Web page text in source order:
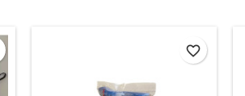
favorite_border